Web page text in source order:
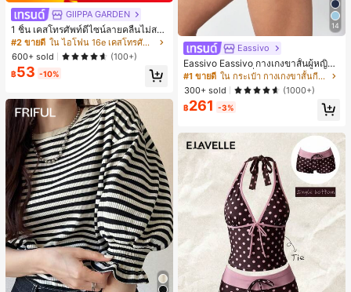
GIIPPA GARDEN
1 ชิ้น เคสโทรศัพท์ดีไซน์ลายคลื่นไม่สม
มาตรสำหรับ Phone 17 Pro Max, เหม
าะสำหรับ Phone 16 Pro Max, 15 Pro
Max, 14 Pro Max, เคสโทรศัพท์สไตล์เ
กาหลีและน่าสนใจ, เข้ากันได้กับ 11/12/
13/14/15/16 Pro Max Plus, ดีไซน์หรู
ขวัญในอุดมคติสำหรับคริสต์มาส, วันว
าเลนไทน์, อีสเตอร์, ฤดูแต่งงานและวันเ
กิดสำหรับแฟนสาว
#2 ขายดี
ใน ไอโฟน 16e เคสโทรศัพท์แฟชั่น
600+ sold
(100+)
฿53 -10%
14
Eassivo
Eassivo Eassivo กางเกงขาสั้นผู้หญิงรั
น 2 ใน 1 ฤดูร้อนที่สบายและกางเกงขา
สั้นพรางแสงแดด
#1 ขายดี
ใน กระเป๋า กางเกงขาสั้นกีฬาผู้หญิง
300+ sold
(1000+)
฿261 -3%